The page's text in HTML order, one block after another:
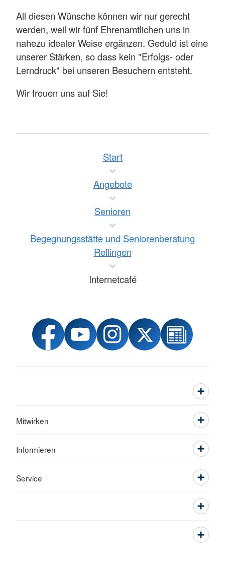
All diesen Wünsche können wir nur gerecht
werden, weil wir fünf Ehrenamtlichen uns in
nahezu idealer Weise ergänzen. Geduld ist eine
unserer Stärken, so dass kein "Erfolgs- oder
Lerndruck" bei unseren Besuchern entsteht.
Wir freuen uns auf Sie!
Start
Angebote
Senioren
Begegnungsstätte und Seniorenberatung
Rellingen
Internetcafé
Mitwirken
Informieren
Service